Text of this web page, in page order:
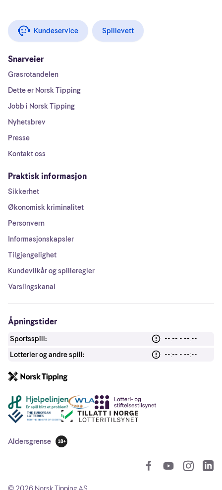
Kundeservice Spillevett
Snarveier
Grasrotandelen
Dette er Norsk Tipping
Jobb i Norsk Tipping
Nyhetsbrev
Presse
Kontakt oss
Praktisk informasjon
Sikkerhet
Økonomisk kriminalitet
Personvern
Informasjonskapsler
Tilgjengelighet
Kundevilkår og spilleregler
Varslingskanal
Åpningstider
Sportsspill:
--:-- - --:--
Lotterier og andre spill:
--:-- - --:--
Andre lenker
Aldersgrense
18 år